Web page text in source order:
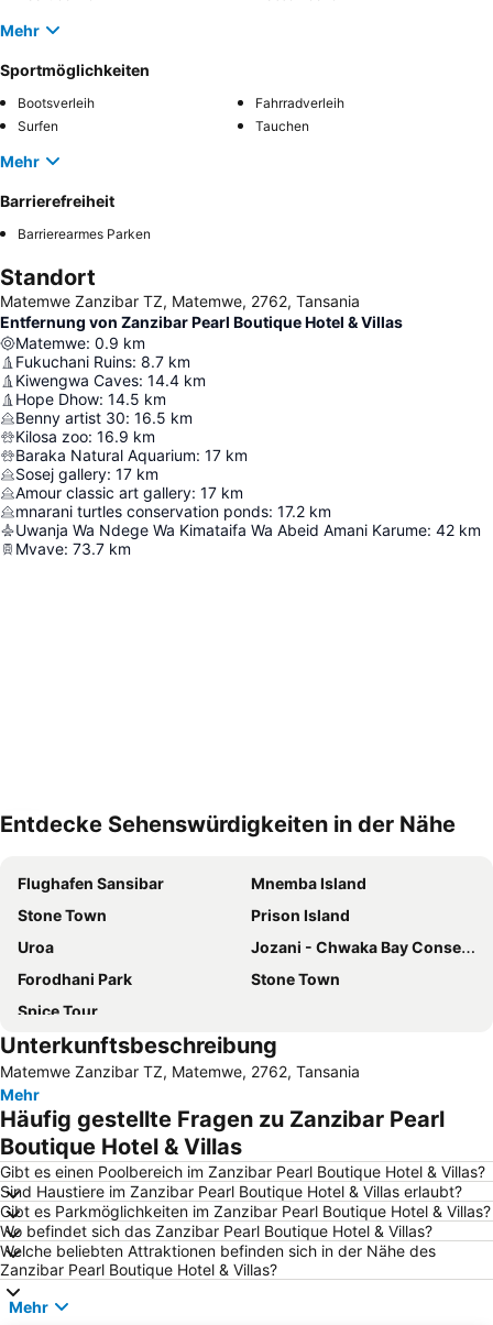
Mehr
Sportmöglichkeiten
Bootsverleih
Fahrradverleih
Surfen
Tauchen
Mehr
Barrierefreiheit
Barrierearmes Parken
Standort
Matemwe Zanzibar TZ, Matemwe, 2762, Tansania
Entfernung von Zanzibar Pearl Boutique Hotel & Villas
Matemwe: 0.9 km
Fukuchani Ruins: 8.7 km
Kiwengwa Caves: 14.4 km
Hope Dhow: 14.5 km
Benny artist 30: 16.5 km
Kilosa zoo: 16.9 km
Baraka Natural Aquarium: 17 km
Sosej gallery: 17 km
Amour classic art gallery: 17 km
mnarani turtles conservation ponds: 17.2 km
Uwanja Wa Ndege Wa Kimataifa Wa Abeid Amani Karume: 42 km
Mvave: 73.7 km
Entdecke Sehenswürdigkeiten in der Nähe
Flughafen Sansibar
Mnemba Island
Stone Town
Prison Island
Uroa
Jozani - Chwaka Bay Conservation Area
Forodhani Park
Stone Town
Spice Tour
Unterkunftsbeschreibung
Matemwe Zanzibar TZ, Matemwe, 2762, Tansania
Mehr
Häufig gestellte Fragen zu Zanzibar Pearl
Boutique Hotel & Villas
Gibt es einen Poolbereich im Zanzibar Pearl Boutique Hotel & Villas?
Sind Haustiere im Zanzibar Pearl Boutique Hotel & Villas erlaubt?
Gibt es Parkmöglichkeiten im Zanzibar Pearl Boutique Hotel & Villas?
Wo befindet sich das Zanzibar Pearl Boutique Hotel & Villas?
Welche beliebten Attraktionen befinden sich in der Nähe des
Zanzibar Pearl Boutique Hotel & Villas?
Mehr